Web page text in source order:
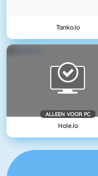
Tanko.io
ALLEEN VOOR PC
Hole.io